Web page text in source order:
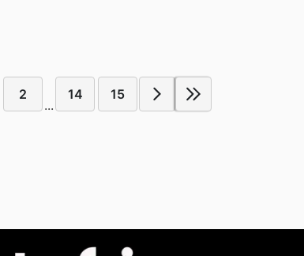
2
...
14 15